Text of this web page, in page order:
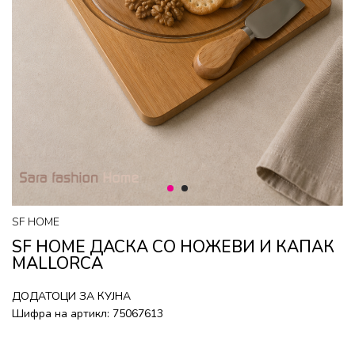
1 2
SF HOME
SF HOME ДАСКА СО НОЖЕВИ И КАПАК
MALLORCA
ДОДАТОЦИ ЗА КУЈНА
Шифра на артикл: 75067613